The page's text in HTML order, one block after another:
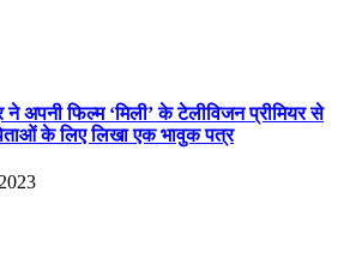
ने अपनी फिल्म ‘मिली’ के टेलीविजन प्रीमियर से
के लिए लिखा एक भावुक पत्र